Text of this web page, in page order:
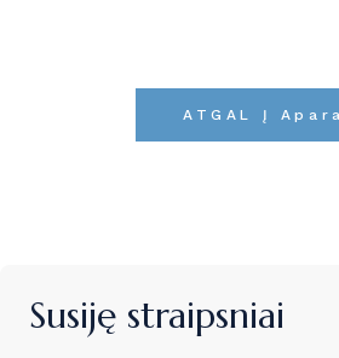
ATGAL Į
Susiję straipsniai